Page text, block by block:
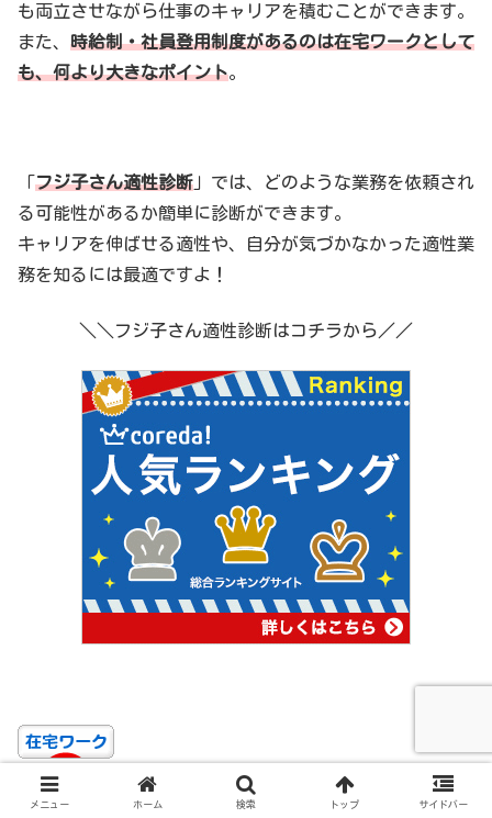
も両立させながら仕事のキャリアを積むことができます。
また、 時給制・社員登用制度があるのは在宅ワークとして
も、何より大きなポイント。
「フジ子さん適性診断 」では、どのような業務を依頼され
る可能性があるか簡単に診断ができます。
キャリアを伸ばせる適性や、自分が気づかなかった適性業
務を知るには最適ですよ！
＼＼フジ子さん適性診断はコチラから／／
にほんブログ村
メニュー ホーム 検索 トップ サイドバー